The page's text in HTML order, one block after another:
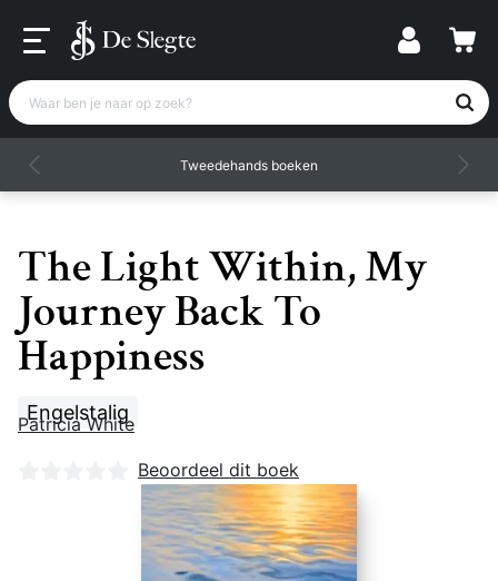
Waar ben je naar op zoek?
Tweedehands boeken
The Light Within, My
Journey Back To
Happiness
Engelstalig
Patricia White
Nog geen beoordelingen
Beoordeel dit boek